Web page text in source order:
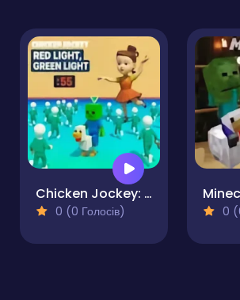
Chicken Jockey: Red Light Green Light
0 (0 Голосів) 0